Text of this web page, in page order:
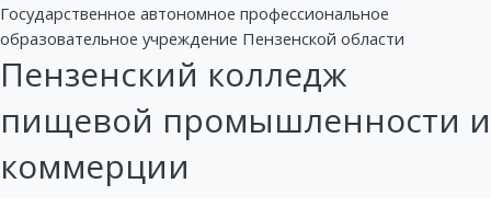
Государственное автономное профессиональное
образовательное учреждение Пензенской области
Пензенский колледж
пищевой промышленности и
коммерции